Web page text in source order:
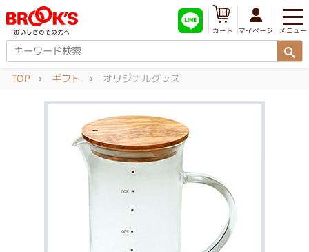
メニュー
マイページ
カート
TOP ギフト オリジナルグッズ